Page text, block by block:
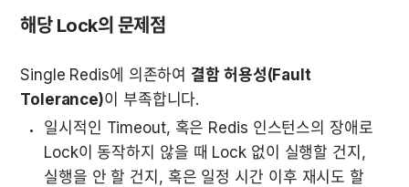
해당 Lock의 문제점
Single Redis에 의존하여 결함 허용성(Fault
Tolerance)이 부족합니다.
일시적인 Timeout, 혹은 Redis 인스턴스의 장애로
Lock이 동작하지 않을 때 Lock 없이 실행할 건지,
실행을 안 할 건지, 혹은 일정 시간 이후 재시도 할